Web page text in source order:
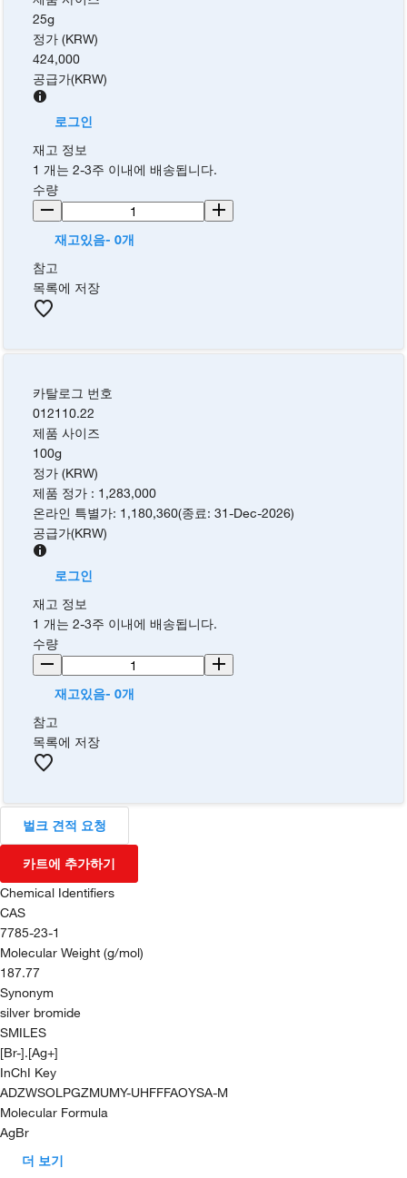
25g
정가 (KRW)
424,000
공급가(KRW)
로그인
재고 정보
1 개는 2-3주 이내에 배송됩니다.
수량
재고있음- 0개
참고
목록에 저장
카탈로그 번호
012110.22
제품 사이즈
100g
정가 (KRW)
제품 정가 : 1,283,000
온라인 특별가: 1,180,360(종료:31-Dec-2026)
공급가(KRW)
로그인
재고 정보
1 개는 2-3주 이내에 배송됩니다.
수량
재고있음- 0개
참고
목록에 저장
벌크 견적 요청
카트에 추가하기
Chemical Identifiers
CAS
7785-23-1
Molecular Weight (g/mol)
187.77
Synonym
silver bromide
SMILES
[Br-].[Ag+]
InChI Key
ADZWSOLPGZMUMY-UHFFFAOYSA-M
Molecular Formula
AgBr
더 보기